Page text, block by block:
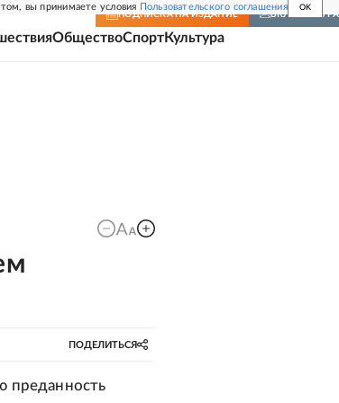
вы принимаете условия Пользовательского соглашения OK
ПОДПИСКА НА ИЗДАНИЕ ВКЛЮЧИТЬ
ОбществоСпортКультура
ПОДЕЛИТЬСЯ
преданность